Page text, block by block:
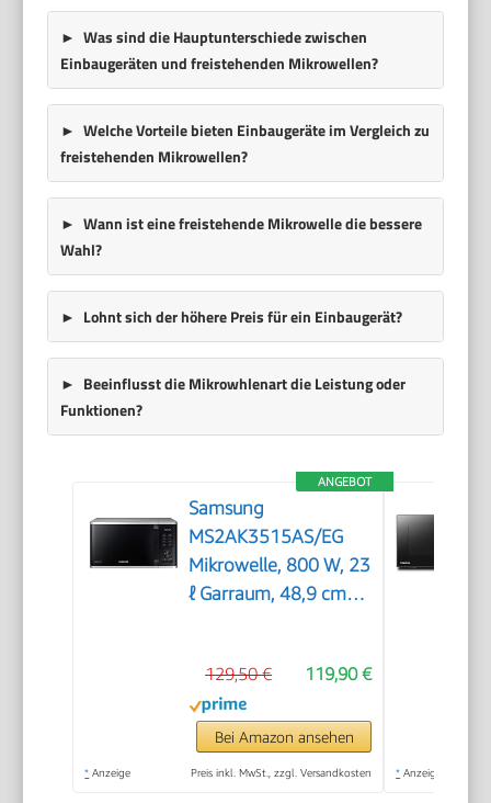
Was sind die Hauptunterschiede zwischen
Einbaugeräten und freistehenden Mikrowellen?
Welche Vorteile bieten Einbaugeräte im Vergleich zu
freistehenden Mikrowellen?
Wann ist eine freistehende Mikrowelle die bessere
Wahl?
Lohnt sich der höhere Preis für ein Einbaugerät?
Beeinflusst die Mikrowhlenart die Leistung oder
Funktionen?
ANGEBOT
Samsung
MS2AK3515AS/EG
Mikrowelle, 800 W, 23
ℓ Garraum, 48,9 cm
Inneraum,
QuickDefrost
Auftauprogramme,
Silber
119,90 €
129,50 €
Bei Amazon ansehen
* Anzeige Preis inkl. MwSt., zzgl. Versandkosten * Anzeige